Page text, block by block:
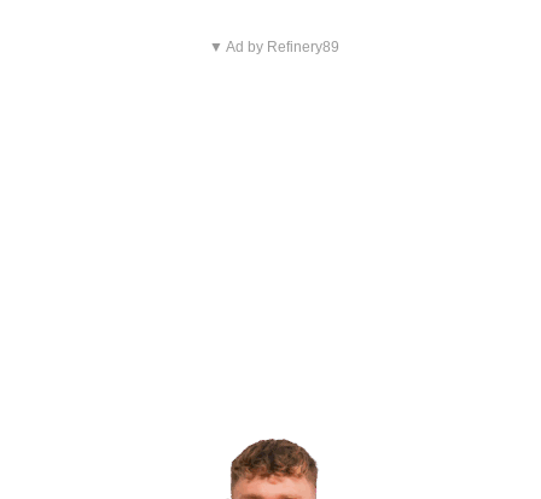
▼ Ad by Refinery89